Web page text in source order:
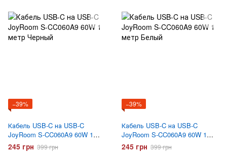
−39%
Кабель USB-C на USB-C
JoyRoom S-CC060A9 60W 1
метр Черный
245 грн 399 грн
−39%
Кабель USB-C на USB-C
JoyRoom S-CC060A9 60W 1
метр Белый
245 грн 399 грн